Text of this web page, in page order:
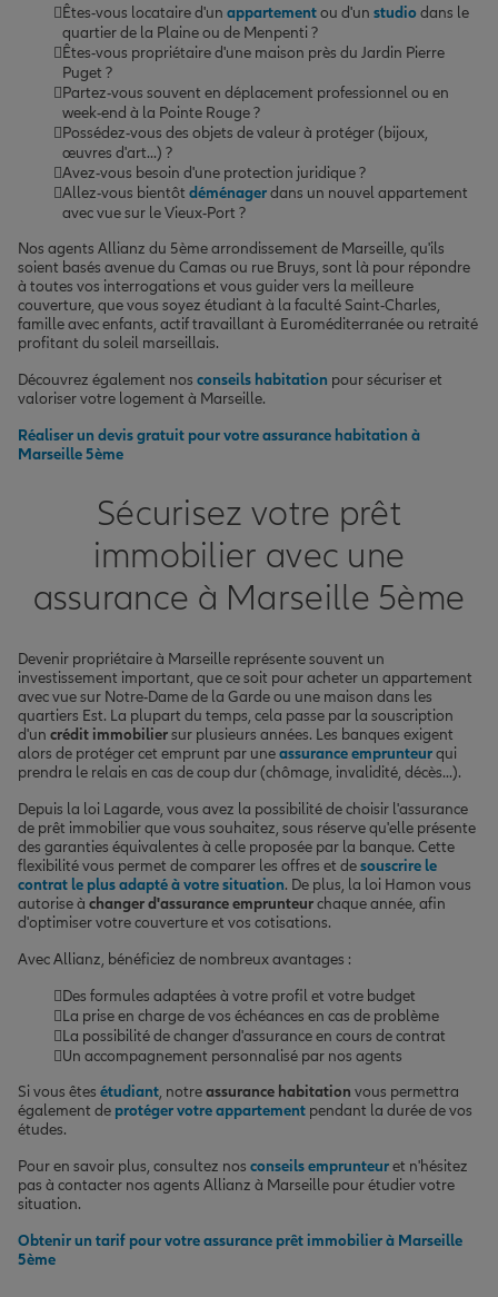
Êtes-vous locataire d'un appartementou d'un studiodans le
quartier de la Plaine ou de Menpenti ?
Êtes-vous propriétaire d'une maison près du Jardin Pierre
Puget ?
Partez-vous souvent en déplacement professionnel ou en
week-end à la Pointe Rouge ?
Possédez-vous des objets de valeur à protéger (bijoux,
œuvres d'art...) ?
Avez-vous besoin d'une protection juridique ?
Allez-vous bientôt déménagerdans un nouvel appartement
avec vue sur le Vieux-Port ?
Nos agents Allianz du 5ème arrondissement de Marseille, qu'ils
soient basés avenue du Camas ou rue Bruys, sont là pour répondre
à toutes vos interrogations et vous guider vers la meilleure
couverture, que vous soyez étudiant à la faculté Saint-Charles,
famille avec enfants, actif travaillant à Euroméditerranée ou retraité
profitant du soleil marseillais.
Découvrez également nos conseils habitation pour sécuriser et
valoriser votre logement à Marseille.
Réaliser un devis gratuit pour votre assurance habitation à
Marseille 5ème
Sécurisez votre prêt
immobilier avec une
assurance à Marseille 5ème
Devenir propriétaire à Marseille représente souvent un
investissement important, que ce soit pour acheter un appartement
avec vue sur Notre-Dame de la Garde ou une maison dans les
quartiers Est. La plupart du temps, cela passe par la souscription
d'un crédit immobiliersur plusieurs années. Les banques exigent
alors de protéger cet emprunt par uneassurance emprunteurqui
prendra le relais en cas de coup dur (chômage, invalidité, décès...).
Depuis la loi Lagarde, vous avez la possibilité de choisir l'assurance
de prêt immobilier que vous souhaitez, sous réserve qu'elle présente
des garanties équivalentes à celle proposée par la banque. Cette
flexibilité vous permet de comparer les offres et desouscrire le
contrat le plus adapté à votre situation. De plus, la loi Hamon vous
autorise à changer d'assurance emprunteurchaque année, afin
d'optimiser votre couverture et vos cotisations.
Avec Allianz, bénéficiez de nombreux avantages :
Des formules adaptées à votre profil et votre budget
La prise en charge de vos échéances en cas de problème
La possibilité de changer d'assurance en cours de contrat
Un accompagnement personnalisé par nos agents
Si vous êtes étudiant, notreassurance habitation vous permettra
également de protéger votre appartement pendant la durée de vos
études.
Pour en savoir plus, consultez nos conseils emprunteuret n'hésitez
pas à contacter nos agents Allianz à Marseille pour étudier votre
situation.
Obtenir un tarif pour votre assurance prêt immobilier à Marseille
5ème